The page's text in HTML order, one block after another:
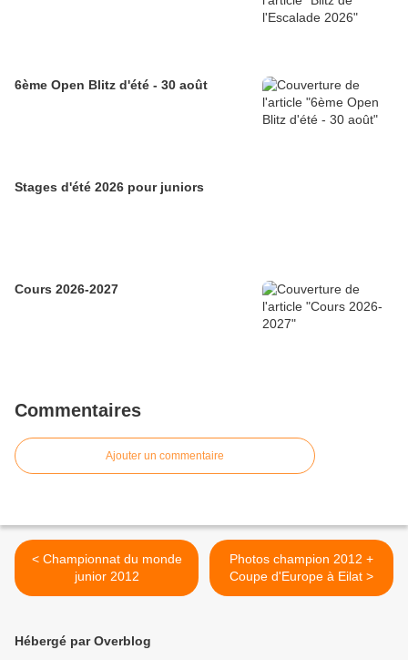
6ème Open Blitz d'été - 30 août
Stages d'été 2026 pour juniors
Cours 2026-2027
Commentaires
Ajouter un commentaire
< Championnat du monde
junior 2012
Photos champion 2012 +
Coupe d'Europe à Eilat >
Hébergé par Overblog